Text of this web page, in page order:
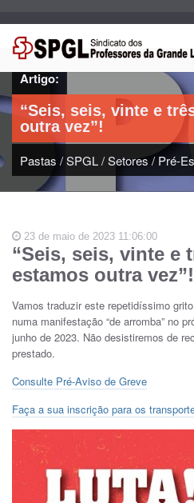
Artigo:
“Seis, seis, vinte e
outra vez”!
Pastas /SPGL/Setores/Pré-
23 de maio de 2023 11:06:00
“Seis, seis, vinte e
estamos outra vez”!
Vamos traduzir este repetidíssimo
numa manifestação “de arromba” no
junho de 2023. Não desistiremos de
prestado.
Consulte Pré-Aviso de Greve
Faça a sua inscrição para os